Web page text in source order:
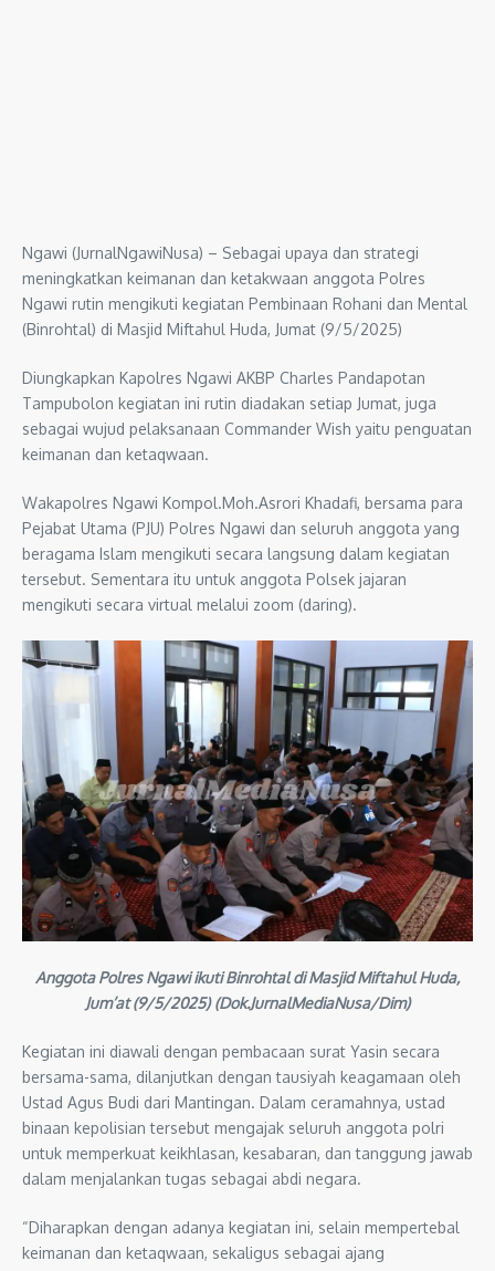
Ngawi (JurnalNgawiNusa) – Sebagai upaya dan strategi
meningkatkan keimanan dan ketakwaan anggota Polres
Ngawi rutin mengikuti kegiatan Pembinaan Rohani dan Mental
(Binrohtal) di Masjid Miftahul Huda, Jumat (9/5/2025)
Diungkapkan Kapolres Ngawi AKBP Charles Pandapotan
Tampubolon kegiatan ini rutin diadakan setiap Jumat, juga
sebagai wujud pelaksanaan Commander Wish yaitu penguatan
keimanan dan ketaqwaan.
Wakapolres Ngawi Kompol.Moh.Asrori Khadafi, bersama para
Pejabat Utama (PJU) Polres Ngawi dan seluruh anggota yang
beragama Islam mengikuti secara langsung dalam kegiatan
tersebut. Sementara itu untuk anggota Polsek jajaran
mengikuti secara virtual melalui zoom (daring).
Anggota Polres Ngawi ikuti Binrohtal di Masjid Miftahul Huda,
Jum’at (9/5/2025) (Dok.JurnalMediaNusa/Dim)
Kegiatan ini diawali dengan pembacaan surat Yasin secara
bersama-sama, dilanjutkan dengan tausiyah keagamaan oleh
Ustad Agus Budi dari Mantingan. Dalam ceramahnya, ustad
binaan kepolisian tersebut mengajak seluruh anggota polri
untuk memperkuat keikhlasan, kesabaran, dan tanggung jawab
dalam menjalankan tugas sebagai abdi negara.
“Diharapkan dengan adanya kegiatan ini, selain mempertebal
keimanan dan ketaqwaan, sekaligus sebagai ajang